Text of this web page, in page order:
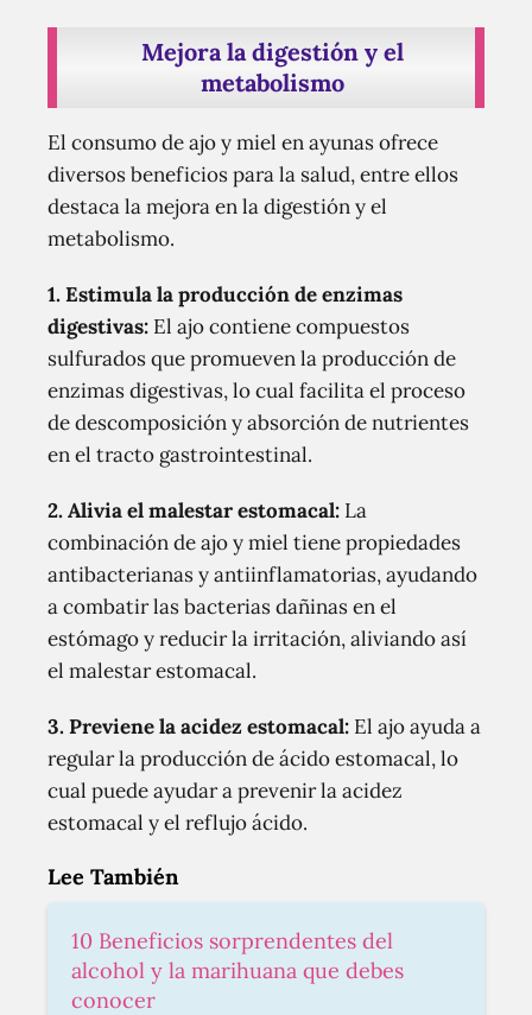
Mejora la digestión y el
metabolismo
El consumo de ajo y miel en ayunas ofrece
diversos beneficios para la salud, entre ellos
destaca la mejora en la digestión y el
metabolismo.
1. Estimula la producción de enzimas
digestivas: El ajo contiene compuestos
sulfurados que promueven la producción de
enzimas digestivas, lo cual facilita el proceso
de descomposición y absorción de nutrientes
en el tracto gastrointestinal.
2. Alivia el malestar estomacal: La
combinación de ajo y miel tiene propiedades
antibacterianas y antiinflamatorias, ayudando
a combatir las bacterias dañinas en el
estómago y reducir la irritación, aliviando así
el malestar estomacal.
3. Previene la acidez estomacal: El ajo ayuda a
regular la producción de ácido estomacal, lo
cual puede ayudar a prevenir la acidez
estomacal y el reflujo ácido.
Lee También
10 Beneficios sorprendentes del
alcohol y la marihuana que debes
conocer